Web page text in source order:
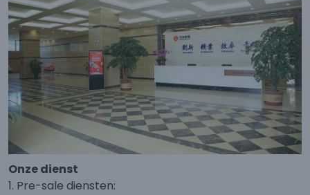
Onze dienst
1. Pre-sale diensten: